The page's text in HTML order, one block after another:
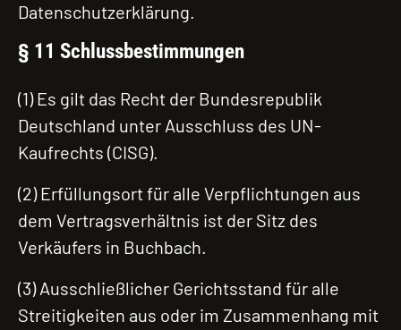
Datenschutzerklärung.
§ 11 Schlussbestimmungen
(1) Es gilt das Recht der Bundesrepublik
Deutschland unter Ausschluss des UN-
Kaufrechts (CISG).
(2) Erfüllungsort für alle Verpflichtungen aus
dem Vertragsverhältnis ist der Sitz des
Verkäufers in Buchbach.
(3) Ausschließlicher Gerichtsstand für alle
Streitigkeiten aus oder im Zusammenhang mit